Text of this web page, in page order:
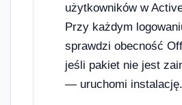
użytkowników w
Przy każdym
sprawdzi obecność
jeśli pakiet nie jest
— uruchomi instalację.